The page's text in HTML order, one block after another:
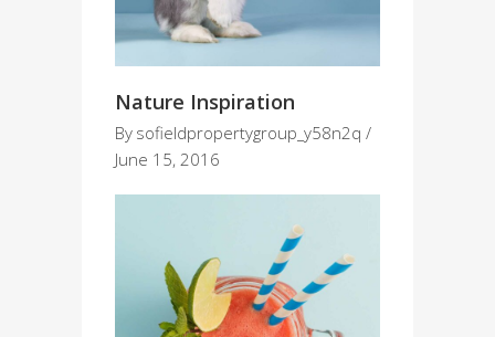
Nature Inspiration
By sofieldpropertygroup_y58n2q
June 15, 2016